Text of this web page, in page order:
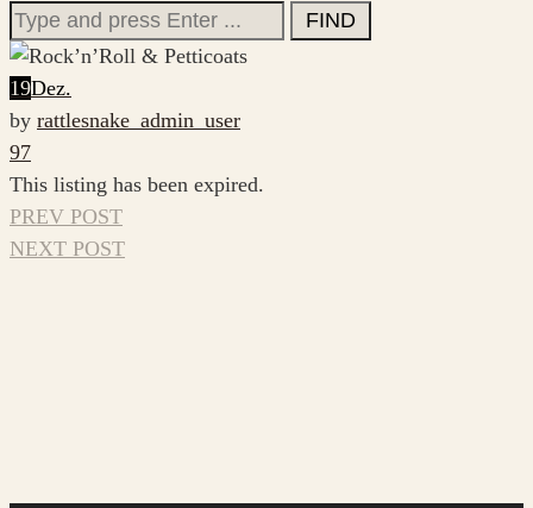
Search
for:
19Dez.
by rattlesnake_admin_user
97
This listing has been expired.
PREV POST
NEXT POST